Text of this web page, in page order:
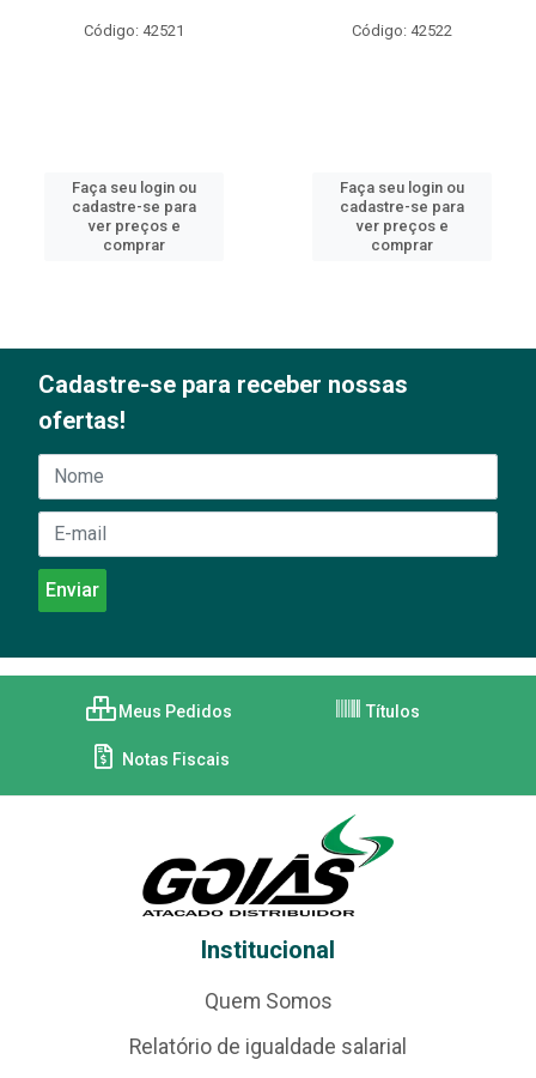
Código: 42521
Faça seu login ou
cadastre-se para
ver preços e
comprar
Código: 42522
Faça seu login ou
cadastre-se para
ver preços e
comprar
Cadastre-se para receber nossas
ofertas!
Meus Pedidos Títulos
Notas Fiscais
Institucional
Quem Somos
Relatório de igualdade salarial